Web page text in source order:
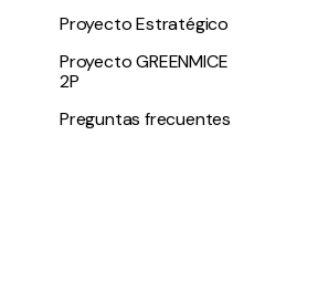
Proyecto Estratégico
Proyecto GREENMICE
2P
Preguntas frecuentes